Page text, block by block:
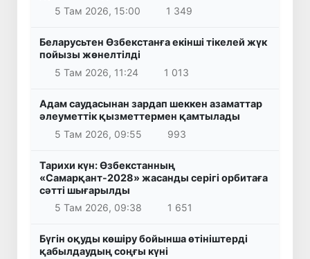
5 Там 2026, 15:00
1 349
Беларусьтен Өзбекстанға екінші тікелей жүк
пойызы жөнелтілді
5 Там 2026, 11:24
1 013
Адам саудасынан зардап шеккен азаматтар
әлеуметтік қызметтермен қамтылады
5 Там 2026, 09:55
993
Тарихи күн: Өзбекстанның
«Самарқант-2028» жасанды серігі орбитаға
сәтті шығарылды
5 Там 2026, 09:38
1 651
Бүгін оқуды көшіру бойынша өтініштерді
қабылдаудың соңғы күні